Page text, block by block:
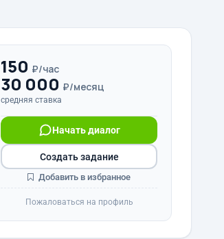
150 ₽/час
30 000 ₽/месяц
средняя ставка
Начать диалог
Создать задание
Добавить в избранное
Пожаловаться на профиль